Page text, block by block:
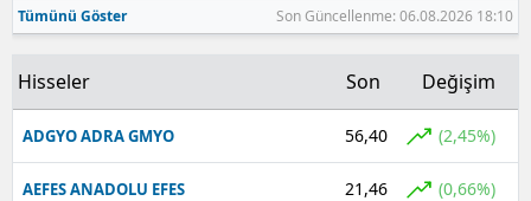
Tümünü Göster Son Güncellenme: 06.08.2026 18:10
Hisseler Son Değişim
ADGYO ADRA GMYO 56,40 (2,45%)
AEFES ANADOLU EFES 21,46 (0,66%)